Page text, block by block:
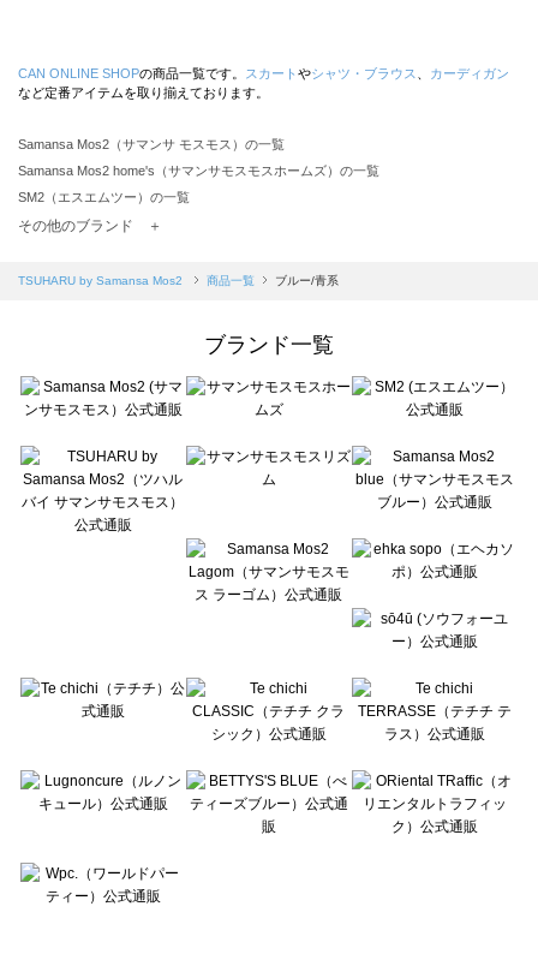
CAN ONLINE SHOPの商品一覧です。 スカート やシャツ・ブラウス
カーディガン
など定番アイテムを取り揃えております。
Samansa Mos2（サマンサ モスモス）の一覧
Samansa Mos2 home's（サマンサモスモスホームズ）の一覧
SM2（エスエムツー）の一覧
TSUHARU by Samansa Mos2（ツハルバイサマンサモスモス）の一覧
Samansa Mos2 blue（サマンサモスモス ブルー）の一覧
Te chichi（テチチ）の一覧
Te chichi CLASSIC（テチチ クラシック）の一覧
Lugnoncure（ルノンキュール）の一覧
BETTY'S BLUE（べティーズブルー）の一覧
Wpc.（ワールドパーティー）の一覧
その他のブランド ＋
TSUHARU by Samansa Mos2 商品一覧 ブルー/青系
ブランド一覧